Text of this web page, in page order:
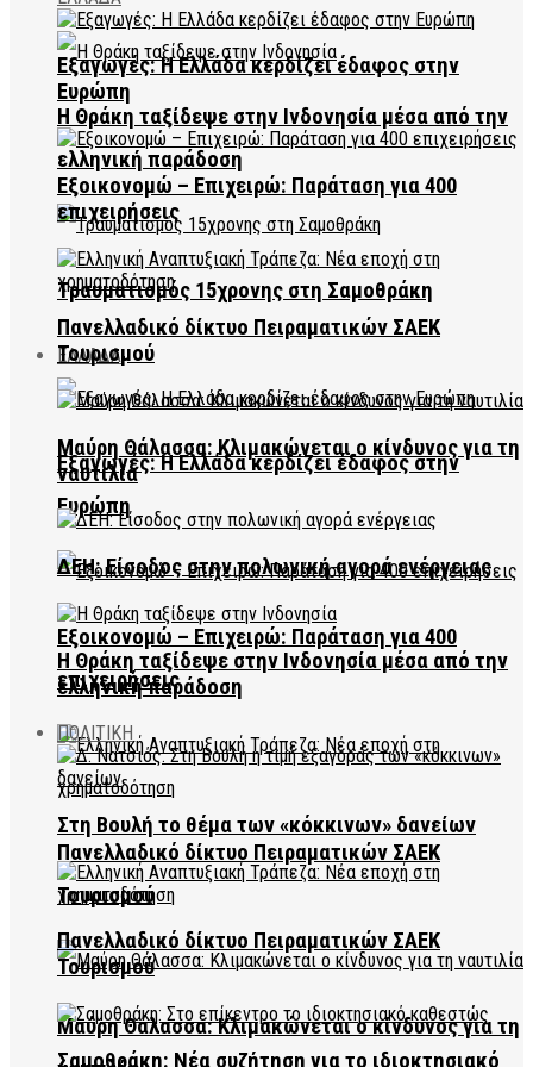
Η Θράκη ταξίδεψε στην Ινδονησία μέσα από την
ελληνική παράδοση
Τραυματισμός 15χρονης στη Σαμοθράκη
ΕΛΛΑΔΑ
Εξαγωγές: Η Ελλάδα κερδίζει έδαφος στην
Ευρώπη
Εξοικονομώ – Επιχειρώ: Παράταση για 400
επιχειρήσεις
Πανελλαδικό δίκτυο Πειραματικών ΣΑΕΚ
Τουρισμού
Μαύρη Θάλασσα: Κλιμακώνεται ο κίνδυνος για τη
Εξαγωγές: Η Ελλάδα κερδίζει έδαφος στην
Ευρώπη
Εξοικονομώ – Επιχειρώ: Παράταση για 400
επιχειρήσεις
Πανελλαδικό δίκτυο Πειραματικών ΣΑΕΚ
Τουρισμού
Μαύρη Θάλασσα: Κλιμακώνεται ο κίνδυνος για τη
ναυτιλία
ΔΕΗ: Είσοδος στην πολωνική αγορά ενέργειας
Η Θράκη ταξίδεψε στην Ινδονησία μέσα από την
ελληνική παράδοση
ΠΟΛΙΤΙΚΗ
Στη Βουλή το θέμα των «κόκκινων» δανείων
Πανελλαδικό δίκτυο Πειραματικών ΣΑΕΚ
Τουρισμού
Σαμοθράκη: Νέα συζήτηση για το ιδιοκτησιακό